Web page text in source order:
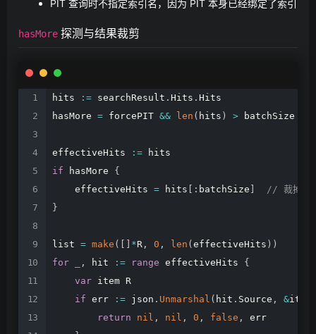
PIT 查询时不指定索引名，因为 PIT 本身已经绑定了索引
hasMore 探测与结果裁剪
hits := searchResult . Hits . Hits
hasMore = forcePIT && len ( hits ) > batchSize
effectiveHits :=
hits
if
hasMore
{
effectiveHits = hits : batchSize // 裁掉多
}
list = make ( *R , 0 , len ( effectiveHits ) )
for
, hit := range effectiveHits
{
var item R
if err := json . Unmarshal ( hit . Source , &item
return
nil , nil , 0 , false ,
err